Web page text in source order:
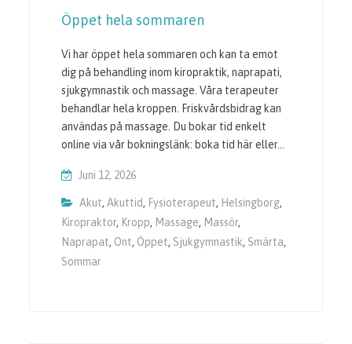
Öppet hela sommaren
Vi har öppet hela sommaren och kan ta emot
dig på behandling inom kiropraktik, naprapati,
sjukgymnastik och massage. Våra terapeuter
behandlar hela kroppen. Friskvårdsbidrag kan
användas på massage. Du bokar tid enkelt
online via vår bokningslänk: boka tid här eller…
Juni 12, 2026
Akut,Akuttid, Fysioterapeut, Helsingborg,
Kiropraktor, Kropp, Massage, Massör,
Naprapat, Ont, Öppet, Sjukgymnastik, Smärta,
Sommar